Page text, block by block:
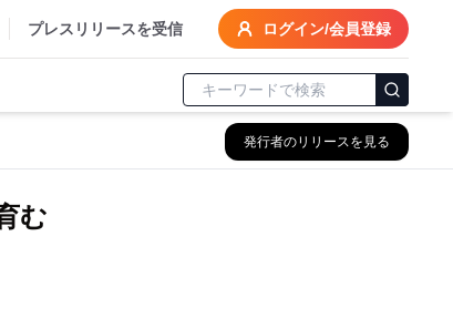
プレスリリースを受信 ログイン/会員登録
発行者のリリースを見る
む